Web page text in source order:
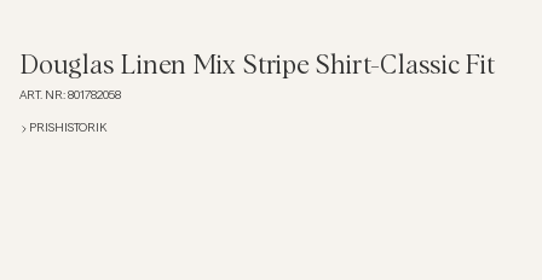
Skjortor
Douglas Linen Mix Stripe Shirt-Classic Fit
ART. NR: 801782058
PRISHISTORIK